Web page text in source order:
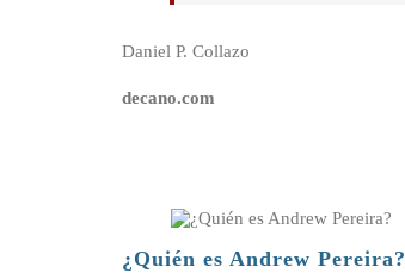
Daniel P. Collazo
decano.com
¿Quién es Andrew Pereira?